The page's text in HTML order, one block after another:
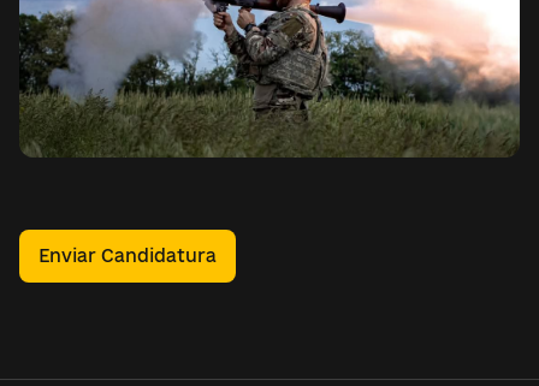
Enviar Candidatura